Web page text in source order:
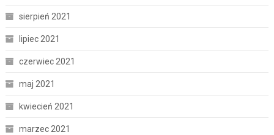
sierpień 2021
lipiec 2021
czerwiec 2021
maj 2021
kwiecień 2021
marzec 2021